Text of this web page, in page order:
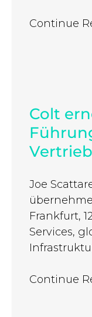
Continue
Colt
Vertrieb
Joe
Frankfurt,
Services,
Continue